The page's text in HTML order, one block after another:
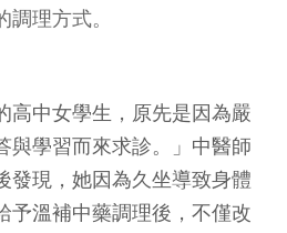
理方式。
高中女學生，原先是因為嚴
與學習而來求診。」中醫師
發現，她因為久坐導致身體
予溫補中藥調理後，不僅改